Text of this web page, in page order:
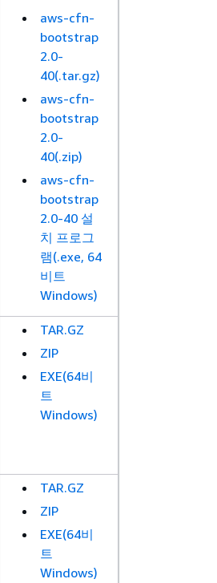
aws-cfn-
bootstrap
2.0-
40(.tar.gz)
aws-cfn-
bootstrap
2.0-
40(.zip)
aws-cfn-
bootstrap
2.0-40 설
치 프로그
램(.exe, 64
비트
Windows)
TAR.GZ
ZIP
EXE(64비
트
Windows)
TAR.GZ
ZIP
EXE(64비
트
Windows)